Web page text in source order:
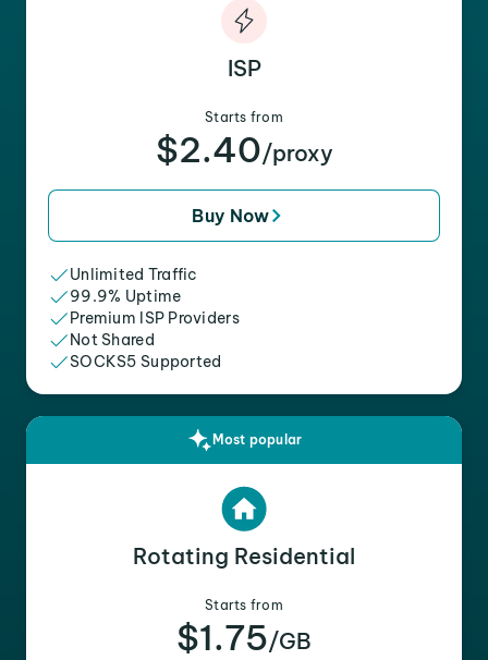
ISP
Starts from
$2.40/proxy
Buy Now
Unlimited Traffic
99.9% Uptime
Premium ISP Providers
Not Shared
SOCKS5 Supported
Most popular
Rotating Residential
Starts from
$1.75/GB